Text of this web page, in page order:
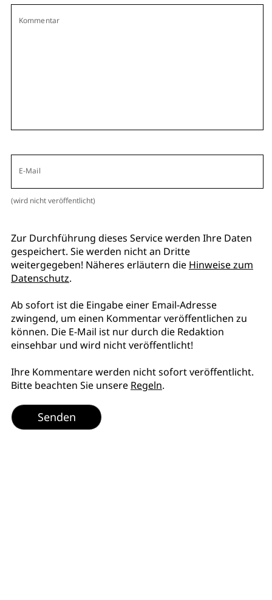
Kommentar
E-Mail
(wird nicht veröffentlicht)
Zur Durchführung dieses Service werden Ihre Daten
gespeichert. Sie werden nicht an Dritte
weitergegeben! Näheres erläutern die Hinweise zum
Datenschutz.
Ab sofort ist die Eingabe einer Email-Adresse
zwingend, um einen Kommentar veröffentlichen zu
können. Die E-Mail ist nur durch die Redaktion
einsehbar und wird nicht veröffentlicht!
Ihre Kommentare werden nicht sofort veröffentlicht.
Bitte beachten Sie unsere Regeln.
Senden